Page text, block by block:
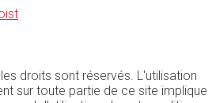
droits sont réservés. L'utilisation
sur toute partie de ce site implique